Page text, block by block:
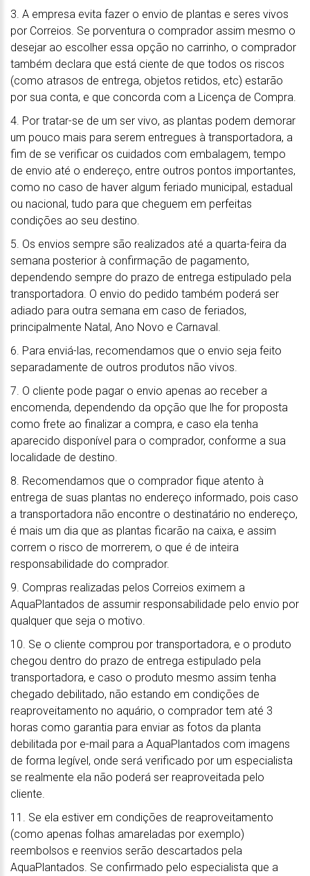
3. A empresa evita fazer o envio de plantas e seres vivos
por Correios. Se porventura o comprador assim mesmo o
desejar ao escolher essa opção no carrinho, o comprador
também declara que está ciente de que todos os riscos
(como atrasos de entrega, objetos retidos, etc) estarão
por sua conta, e que concorda com a Licença de Compra.
4. Por tratar-se de um ser vivo, as plantas podem demorar
um pouco mais para serem entregues à transportadora, a
fim de se verificar os cuidados com embalagem, tempo
de envio até o endereço, entre outros pontos importantes,
como no caso de haver algum feriado municipal, estadual
ou nacional, tudo para que cheguem em perfeitas
condições ao seu destino.
5. Os envios sempre são realizados até a quarta-feira da
semana posterior à confirmação de pagamento,
dependendo sempre do prazo de entrega estipulado pela
transportadora. O envio do pedido também poderá ser
adiado para outra semana em caso de feriados,
principalmente Natal, Ano Novo e Carnaval.
6. Para enviá-las, recomendamos que o envio seja feito
separadamente de outros produtos não vivos.
7. O cliente pode pagar o envio apenas ao receber a
encomenda, dependendo da opção que lhe for proposta
como frete ao finalizar a compra, e caso ela tenha
aparecido disponível para o comprador, conforme a sua
localidade de destino.
8. Recomendamos que o comprador fique atento à
entrega de suas plantas no endereço informado, pois caso
a transportadora não encontre o destinatário no endereço,
é mais um dia que as plantas ficarão na caixa, e assim
correm o risco de morrerem, o que é de inteira
responsabilidade do comprador.
9. Compras realizadas pelos Correios eximem a
AquaPlantados de assumir responsabilidade pelo envio por
qualquer que seja o motivo.
10. Se o cliente comprou por transportadora, e o produto
chegou dentro do prazo de entrega estipulado pela
transportadora, e caso o produto mesmo assim tenha
chegado debilitado, não estando em condições de
reaproveitamento no aquário, o comprador tem até 3
horas como garantia para enviar as fotos da planta
debilitada por e-mail para a AquaPlantados com imagens
de forma legível, onde será verificado por um especialista
se realmente ela não poderá ser reaproveitada pelo
cliente.
11. Se ela estiver em condições de reaproveitamento
(como apenas folhas amareladas por exemplo)
reembolsos e reenvios serão descartados pela
AquaPlantados. Se confirmado pelo especialista que a